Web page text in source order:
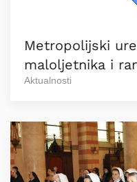
Metropolijski
maloljetnika i
Aktualnosti